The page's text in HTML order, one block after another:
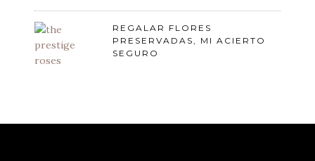
REGALAR FLORES
PRESERVADAS, MI ACIERTO
SEGURO